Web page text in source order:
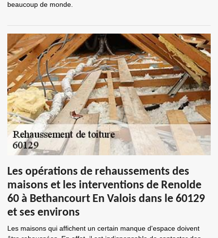
beaucoup de monde.
Les opérations de rehaussements des
maisons et les interventions de Renolde
60 à Bethancourt En Valois dans le 60129
et ses environs
Les maisons qui affichent un certain manque d'espace doivent